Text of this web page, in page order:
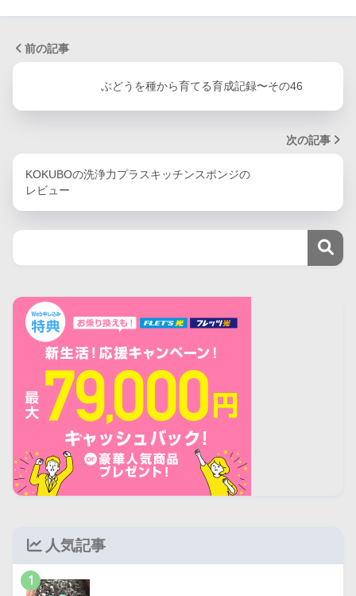
前の記事
ぶどうを種から育てる育成記録〜その46
次の記事
KOKUBOの洗浄力プラスキッチンスポンジの
レビュー
人気記事
1